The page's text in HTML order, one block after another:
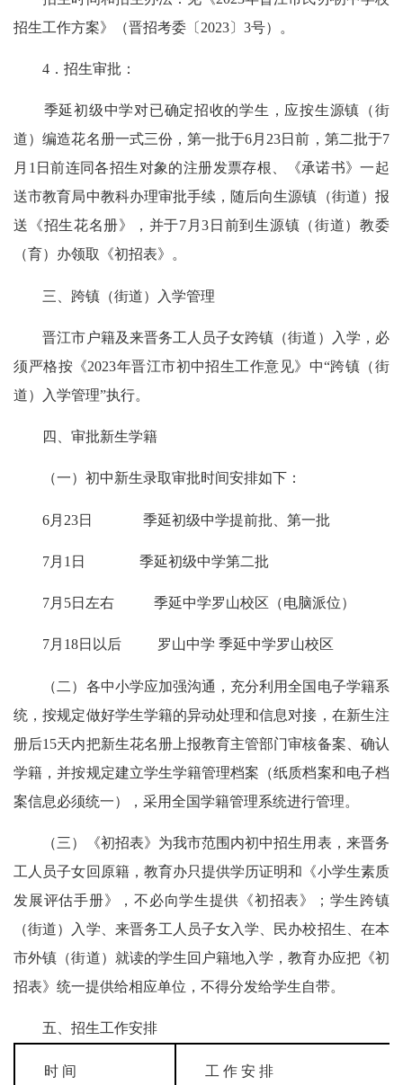
招生工作方案》（晋招考委〔2023〕3号）。
4．招生审批：
季延初级中学对已确定招收的学生，应按生源镇（街
道）编造花名册一式三份，第一批于6月23日前，第二批于7
月1日前连同各招生对象的注册发票存根、《承诺书》一起
送市教育局中教科办理审批手续，随后向生源镇（街道）报
送《招生花名册》，并于7月3日前到生源镇（街道）教委
（育）办领取《初招表》。
三、跨镇（街道）入学管理
晋江市户籍及来晋务工人员子女跨镇（街道）入学，必
须严格按《2023年晋江市初中招生工作意见》中“跨镇（街
道）入学管理”执行。
四、审批新生学籍
（一）初中新生录取审批时间安排如下：
6月23日 季延初级中学提前批、第一批
7月1日 季延初级中学第二批
7月5日左右 季延中学罗山校区（电脑派位）
7月18日以后 罗山中学 季延中学罗山校区
（二）各中小学应加强沟通，充分利用全国电子学籍系
统，按规定做好学生学籍的异动处理和信息对接，在新生注
册后15天内把新生花名册上报教育主管部门审核备案、确认
学籍，并按规定建立学生学籍管理档案（纸质档案和电子档
案信息必须统一），采用全国学籍管理系统进行管理。
（三）《初招表》为我市范围内初中招生用表，来晋务
工人员子女回原籍，教育办只提供学历证明和《小学生素质
发展评估手册》，不必向学生提供《初招表》；学生跨镇
（街道）入学、来晋务工人员子女入学、民办校招生、在本
市外镇（街道）就读的学生回户籍地入学，教育办应把《初
招表》统一提供给相应单位，不得分发给学生自带。
五、招生工作安排
时 间 工 作 安 排